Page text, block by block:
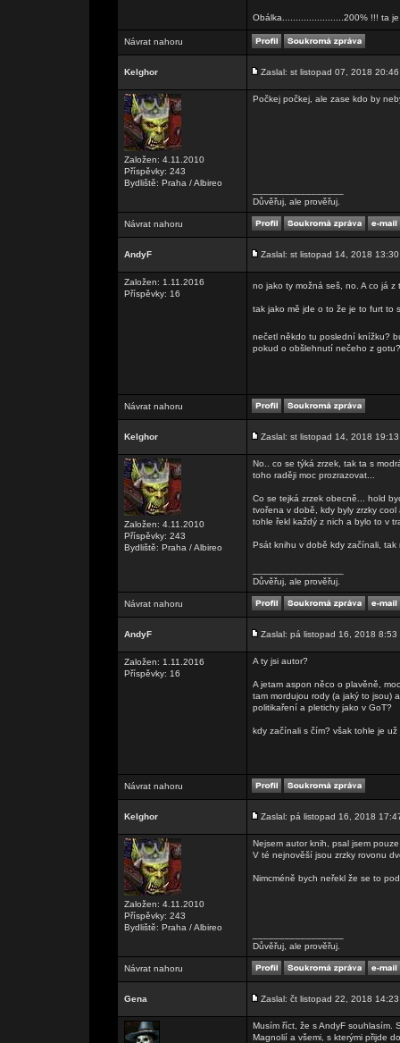
Obálka.......................200% !!! ta
Návrat nahoru
Kelghor Zaslal: st listopad 07, 2018 20:46
Založen: 4.11.2010
Příspěvky: 243
Bydliště: Praha / Albireo
Počkej počkej, ale zase kdo by
Důvěřuj, ale prověřuj.
Návrat nahoru
AndyF Zaslal: st listopad 14, 2018 13:30
Založen: 1.11.2016
Příspěvky: 16
no jako ty možná seš, no. A co já
tak jako mě jde o to že je to furt to
nečetl někdo tu poslední knížku?
pokud o obšlehnutí nečeho z
Návrat nahoru
Kelghor Zaslal: st listopad 14, 2018 19:13
Založen: 4.11.2010
Příspěvky: 243
Bydliště: Praha / Albireo
No.. co se týká zrzek, tak ta s
toho raději moc prozrazovat...
Co se tejká zrzek obecně... hold
tvořena v době, kdy byly zrzky
tohle řekl každý z nich a bylo to v
Psát knihu v době kdy začínali,
Důvěřuj, ale prověřuj.
Návrat nahoru
AndyF Zaslal: pá listopad 16, 2018 8:53
Založen: 1.11.2016
Příspěvky: 16
A ty jsi autor?
A jetam aspon něco o plavěně,
tam mordujou rody (a jaký to jsou)
politikaření a pletichy jako v GoT?
kdy začínali s čím? však tohle je
Návrat nahoru
Kelghor Zaslal: pá listopad 16, 2018
Založen: 4.11.2010
Příspěvky: 243
Bydliště: Praha / Albireo
Nejsem autor knih, psal jsem
V té nejnověší jsou zrzky rovonu
Nimcméně bych neřekl že se to
Důvěřuj, ale prověřuj.
Návrat nahoru
Gena Zaslal: čt listopad 22, 2018 14:23
Musím říct, že s AndyF souhlasím.
Magnolií a všemi, s kterými přijde